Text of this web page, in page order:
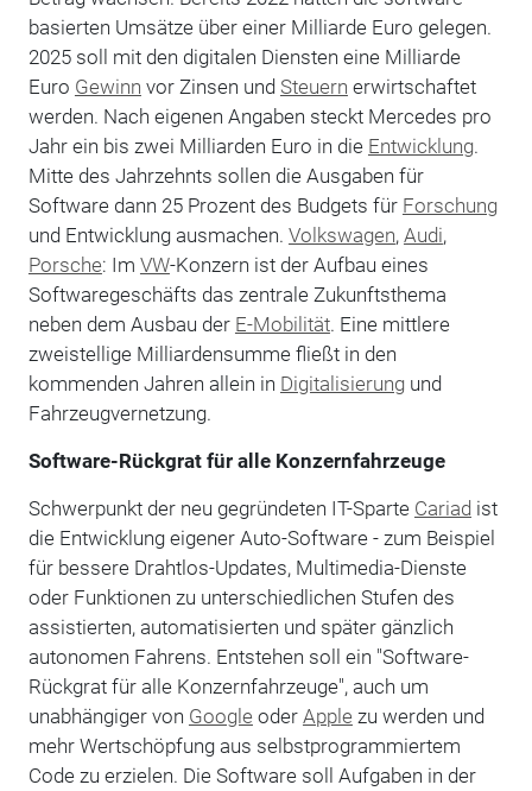
basierten Umsätze über einer Milliarde Euro gelegen.
2025 soll mit den digitalen Diensten eine Milliarde
Euro Gewinn vor Zinsen und Steuern erwirtschaftet
werden. Nach eigenen Angaben steckt Mercedes pro
Jahr ein bis zwei Milliarden Euro in die Entwicklung.
Mitte des Jahrzehnts sollen die Ausgaben für
Software dann 25 Prozent des Budgets für Forschung
und Entwicklung ausmachen. Volkswagen, Audi,
Porsche: Im VW-Konzern ist der Aufbau eines
Softwaregeschäfts das zentrale Zukunftsthema
neben dem Ausbau der E-Mobilität. Eine mittlere
zweistellige Milliardensumme fließt in den
kommenden Jahren allein in Digitalisierungund
Fahrzeugvernetzung.
Software-Rückgrat für alle Konzernfahrzeuge
Schwerpunkt der neu gegründeten IT-Sparte Cariad ist
die Entwicklung eigener Auto-Software - zum Beispiel
für bessere Drahtlos-Updates, Multimedia-Dienste
oder Funktionen zu unterschiedlichen Stufen des
assistierten, automatisierten und später gänzlich
autonomen Fahrens. Entstehen soll ein "Software-
Rückgrat für alle Konzernfahrzeuge", auch um
unabhängiger von Google oder Apple zu werden und
mehr Wertschöpfung aus selbstprogrammiertem
Code zu erzielen. Die Software soll Aufgaben in der